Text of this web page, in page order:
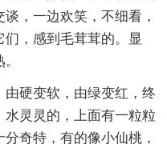
，一边欢笑，不细看，
，感到毛茸茸的。显
硬变软，由绿变红，终
灵灵的，上面有一粒粒
奇特，有的像小仙桃，